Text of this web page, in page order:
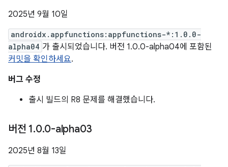
2025년 9월 10일
androidx.appfunctions:appfunctions-*:1.0.0-
alpha04 가 출시되었습니다. 버전 1.0.0-alpha04에 포함된
커밋을 확인하세요.
버그 수정
출시 빌드의 R8 문제를 해결했습니다.
버전 1.0.0-alpha03
2025년 8월 13일